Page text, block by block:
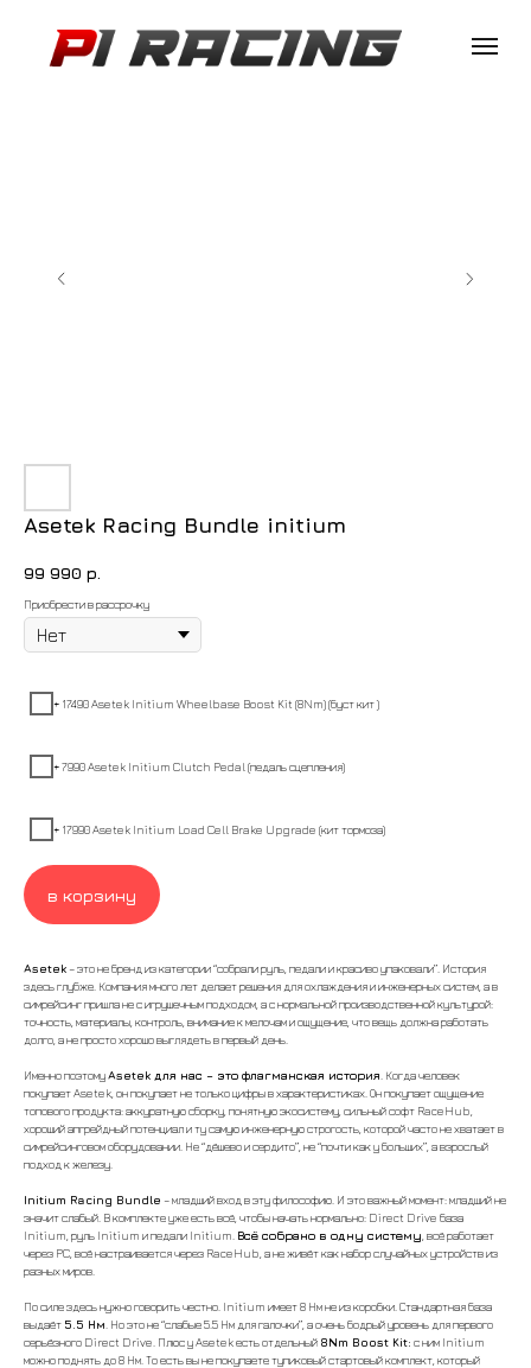
Asetek Racing Bundle initium
99 990 р.
Приобрести в рассрочку
+ 17490 Asetek Initium Wheelbase Boost Kit (8Nm) (буст кит )
+ 7990 Asetek Initium Clutch Pedal (педаль сцепления)
+ 17990 Asetek Initium Load Cell Brake Upgrade (кит тормоза)
в корзину
Asetek – это не бренд из категории “собрали руль, педали и красиво упаковали”. История
здесь глубже. Компания много лет делает решения для охлаждения и инженерных систем, а в
симрейсинг пришла не с игрушечным подходом, а с нормальной производственной культурой:
точность, материалы, контроль, внимание к мелочам и ощущение, что вещь должна работать
долго, а не просто хорошо выглядеть в первый день.
Именно поэтомуAsetek для нас – это флагманская история . Когда человек
покупает Asetek, он покупает не только цифры в характеристиках. Он покупает ощущение
топового продукта: аккуратную сборку, понятную экосистему, сильный софт RaceHub,
хороший апгрейдный потенциал и ту самую инженерную строгость, которой часто не хватает в
симрейсинговом оборудовании. Не “дёшево и сердито”, не “почти как у больших”, а взрослый
подход к железу.
Initium Racing Bundle – младший вход в эту философию. И это важный момент: младший не
значит слабый. В комплекте уже есть всё, чтобы начать нормально: Direct Drive база
Initium, руль Initium и педали Initium. Всё собрано в одну систему , всё работает
через PC, всё настраивается через RaceHub, а не живёт как набор случайных устройств из
разных миров.
По силе здесь нужно говорить честно. Initium имеет 8 Нм не из коробки. Стандартная база
выдаёт 5.5 Нм . Но это не “слабые 5.5 Нм для галочки”, а очень бодрый уровень для первого
серьёзного Direct Drive. Плюс у Asetek есть отдельный 8Nm Boost Kit: с ним Initium
можно поднять до 8 Нм. То есть вы не покупаете тупиковый стартовый комплект, который